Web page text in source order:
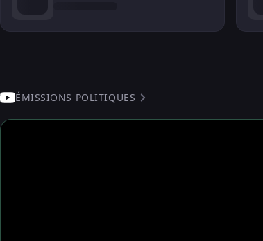
ÉMISSIONS POLITIQUES